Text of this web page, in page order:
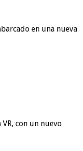
en una nueva
con un nuevo